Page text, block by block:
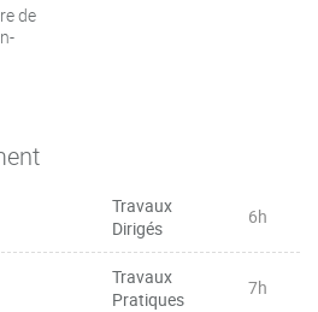
de
Travaux
Dirigés
6h
Travaux
Pratiques
7h